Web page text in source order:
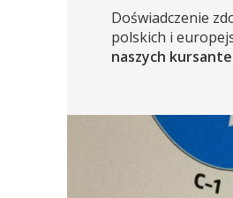
Doświadczenie
polskich i
naszych